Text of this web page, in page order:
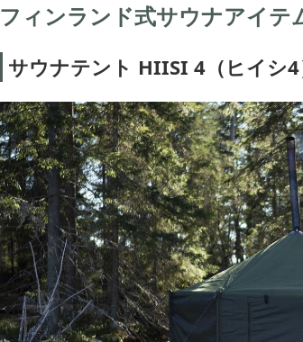
フィンランド式サウナアイテ
サウナテント HIISI 4（ヒイシ4